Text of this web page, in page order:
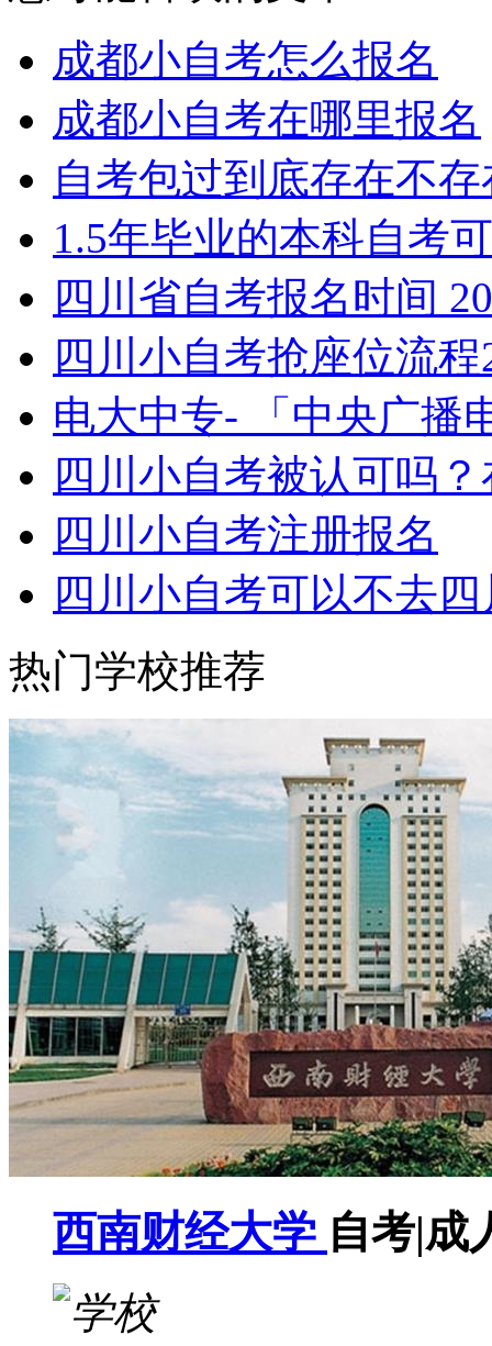
成都小自考怎么报名
成都小自考在哪里报名
自考包过到底存在不
1.5年毕业的本科自考
四川省自考报名时间
四川小自考抢座位流
电大中专- 「中央广播
四川小自考被认可吗
四川小自考注册报名
四川小自考可以不去
热门学校推荐
西南财经大学 自考|成